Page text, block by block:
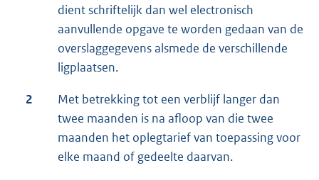
dient schriftelijk dan wel electronisch
aanvullende opgave te worden gedaan van de
overslaggegevens alsmede de verschillende
ligplaatsen.
2
Met betrekking tot een verblijf langer dan
twee maanden is na afloop van die twee
maanden het oplegtarief van toepassing voor
elke maand of gedeelte daarvan.